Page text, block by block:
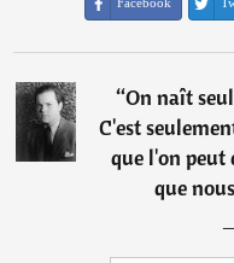
“On naît
C'est
que l'on
que